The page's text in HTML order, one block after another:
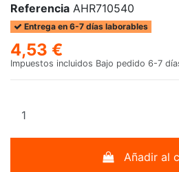
Referencia AHR710540
Entrega en 6-7 días laborables
4,53 €
Impuestos incluidos Bajo pedido 6-7
Añadir al